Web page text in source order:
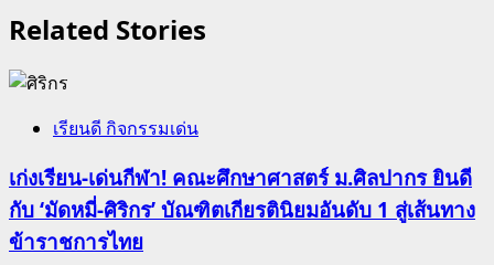
Related Stories
เรียนดี กิจกรรมเด่น
เก่งเรียน-เด่นกีฬา! คณะศึกษาศาสตร์ ม.ศิลปากร ยินดี
กับ ‘มัดหมี่-ศิริกร’ บัณฑิตเกียรตินิยมอันดับ 1 สู่เส้นทาง
ข้าราชการไทย